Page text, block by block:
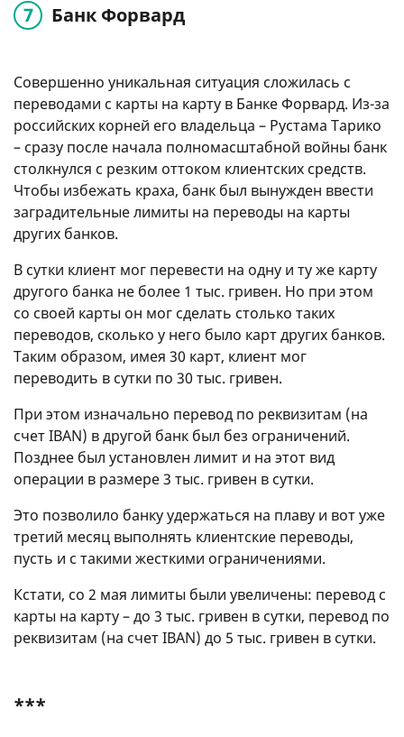
Банк Форвард
Совершенно уникальная ситуация сложилась с
переводами с карты на карту в Банке Форвард. Из-за
российских корней его владельца – Рустама Тарико
– сразу после начала полномасштабной войны банк
столкнулся с резким оттоком клиентских средств.
Чтобы избежать краха, банк был вынужден ввести
заградительные лимиты на переводы на карты
других банков.
В сутки клиент мог перевести на одну и ту же карту
другого банка не более 1 тыс. гривен. Но при этом
со своей карты он мог сделать столько таких
переводов, сколько у него было карт других банков.
Таким образом, имея 30 карт, клиент мог
переводить в сутки по 30 тыс. гривен.
При этом изначально перевод по реквизитам (на
счет IBAN) в другой банк был без ограничений.
Позднее был установлен лимит и на этот вид
операции в размере 3 тыс. гривен в сутки.
Это позволило банку удержаться на плаву и вот уже
третий месяц выполнять клиентские переводы,
пусть и с такими жесткими ограничениями.
Кстати, со 2 мая лимиты были увеличены: перевод с
карты на карту – до 3 тыс. гривен в сутки, перевод по
реквизитам (на счет IBAN) до 5 тыс. гривен в сутки.
***